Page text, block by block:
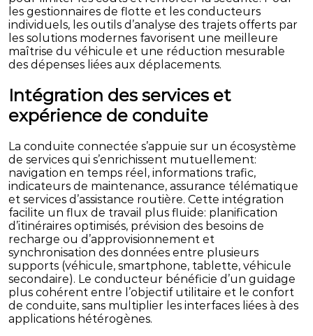
les gestionnaires de flotte et les conducteurs
individuels, les outils d’analyse des trajets offerts par
les solutions modernes favorisent une meilleure
maîtrise du véhicule et une réduction mesurable
des dépenses liées aux déplacements.
Intégration des services et
expérience de conduite
La conduite connectée s’appuie sur un écosystème
de services qui s’enrichissent mutuellement:
navigation en temps réel, informations trafic,
indicateurs de maintenance, assurance télématique
et services d’assistance routière. Cette intégration
facilite un flux de travail plus fluide: planification
d’itinéraires optimisés, prévision des besoins de
recharge ou d’approvisionnement et
synchronisation des données entre plusieurs
supports (véhicule, smartphone, tablette, véhicule
secondaire). Le conducteur bénéficie d’un guidage
plus cohérent entre l’objectif utilitaire et le confort
de conduite, sans multiplier les interfaces liées à des
applications hétérogènes.